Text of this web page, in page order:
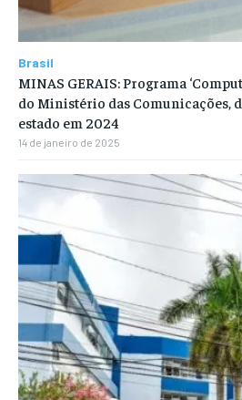
Brasil
MINAS GERAIS: Programa
do Ministério das Comunicações,
estado em 2024
14 de janeiro de 2025